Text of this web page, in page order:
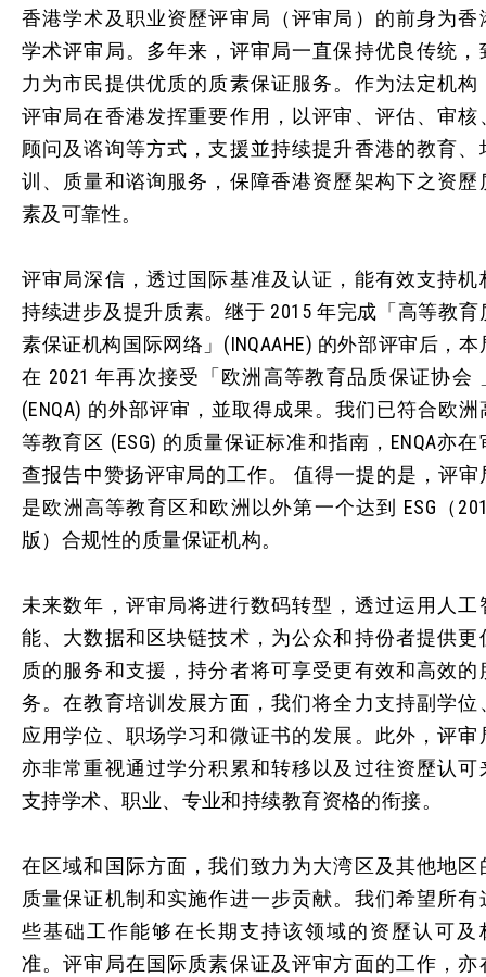
香港学术及职业资歷评审局（评审局）的前身为香
学术评审局。多年来，评审局一直保持优良传统，
力为市民提供优质的质素保证服务。作为法定机构
评审局在香港发挥重要作用，以评审、评估、审核
顾问及谘询等方式，支援並持续提升香港的教育、
训、质量和谘询服务，保障香港资歷架构下之资歷
素及可靠性。
评审局深信，透过国际基准及认证，能有效支持机
持续进步及提升质素。继于 2015 年完成「高等教育
素保证机构国际网络」(INQAAHE) 的外部评审后，本
在 2021 年再次接受「欧洲高等教育品质保证协会
(ENQA) 的外部评审，並取得成果。我们已符合欧洲
等教育区 (ESG) 的质量保证标准和指南，ENQA亦在
查报告中赞扬评审局的工作。 值得一提的是，评审
是欧洲高等教育区和欧洲以外第一个达到 ESG（
版）合规性的质量保证机构。
未来数年，评审局将进行数码转型，透过运用人工
能、大数据和区块链技术，为公众和持份者提供更
质的服务和支援，持分者将可享受更有效和高效的
务。在教育培训发展方面，我们将全力支持副学位
应用学位、职场学习和微证书的发展。此外，评审
亦非常重视通过学分积累和转移以及过往资歷认可
支持学术、职业、专业和持续教育资格的衔接。
在区域和国际方面，我们致力为大湾区及其他地区
质量保证机制和实施作进一步贡献。我们希望所有
些基础工作能够在长期支持该领域的资歷认可及
准。评审局在国际质素保证及评审方面的工作，亦